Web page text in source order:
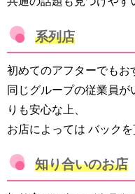
系列店
初めてのアフターでもお
同じグループの従業員が
りも安心な上、
お店によっては バック
知り合いのお店